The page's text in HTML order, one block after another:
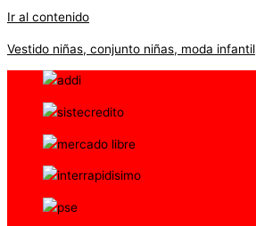
Ir al contenido
Vestido niñas, conjunto niñas, moda infantil